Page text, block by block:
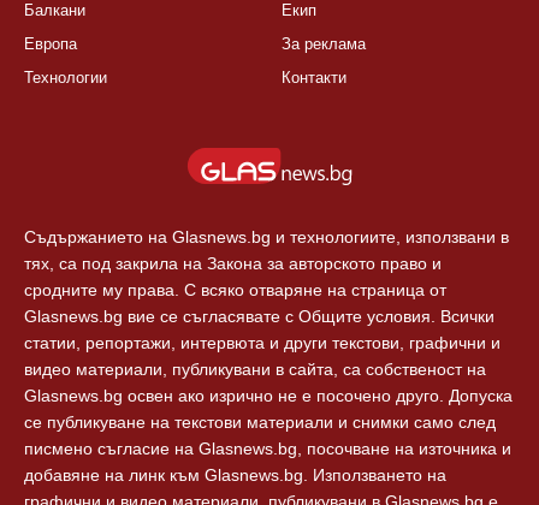
Балкани
Европа
Технологии
Екип
За реклама
Контакти
Съдържанието на Glasnews.bg и технологиите, използвани в
тях, са под закрила на Закона за авторското право и
сродните му права. С всяко отваряне на страница от
Glasnews.bg вие се съгласявате с Общите условия. Всички
статии, репортажи, интервюта и други текстови, графични и
видео материали, публикувани в сайта, са собственост на
Glasnews.bg освен ако изрично не е посочено друго. Допуска
се публикуване на текстови материали и снимки само след
писмено съгласие на Glasnews.bg, посочване на източника и
добавяне на линк към Glasnews.bg. Използването на